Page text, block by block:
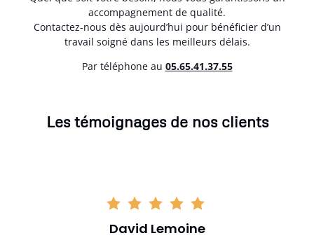
accompagnement de qualité.
Contactez-nous dès aujourd’hui pour bénéficier d’un
travail soigné dans les meilleurs délais.
Par téléphone au 05.65.41.37.55
Les témoignages de nos clients
David Lemoine